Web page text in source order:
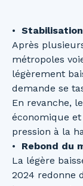
Après
métropoles
légèrement
demande se
En revanche,
économique
pression à la
Rebond du
La légère
2024 redonne